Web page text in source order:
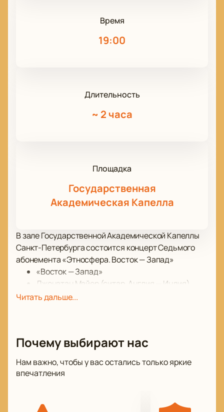
Время
19:00
Длительность
~ 2 часа
Площадка
Государственная
Академическая Капелла
В зале Государственной Академической Капеллы
Санкт-Петербурга состоится концерт Седьмого
абонемента «Этносфера. Восток — Запад»
«Восток — Запад»
Джонатан Майер (ситар, Англия — Индия)
Наталья Касьяненко (флейта)
Музыканты исполнят композиции мировых
своем роде музыкального эксперимента — в
гармоничном соединении, казалось бы,
национальных музыкальных инструментов и
Читать дальше...
Почему выбирают нас
Нам важно, чтобы у вас остались только яркие
впечатления